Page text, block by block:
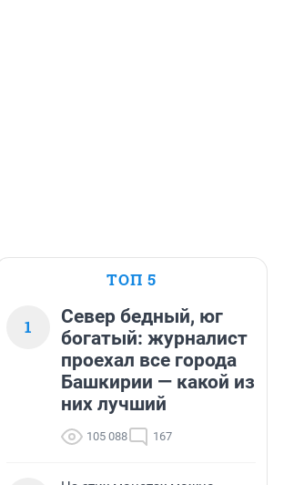
ТОП 5
1
Север бедный, юг
богатый: журналист
проехал все города
Башкирии — какой из
них лучший
105 088 167